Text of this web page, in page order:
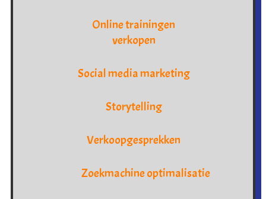
Online trainingen
verkopen
Social media marketing
Storytelling
Verkoopgesprekken
Zoekmachine optimalisatie